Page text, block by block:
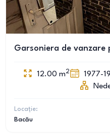
Garsoniera de vanzare
12.00 m2 1977-
Locație:
Bacău